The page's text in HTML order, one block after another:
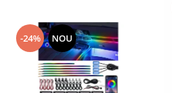
-24% NOU